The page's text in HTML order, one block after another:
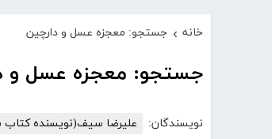
خانه › جستجو: معجزه عسل و دارچین
جستجو: معجزه عسل و
نویسندگان: علیرضا سیف(نویسنده کتاب